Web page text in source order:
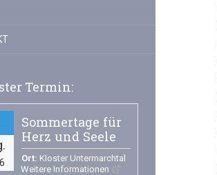
Termin:
Sommertage für
Herz und Seele
Ort: Kloster Untermarchtal
Weitere Informationen